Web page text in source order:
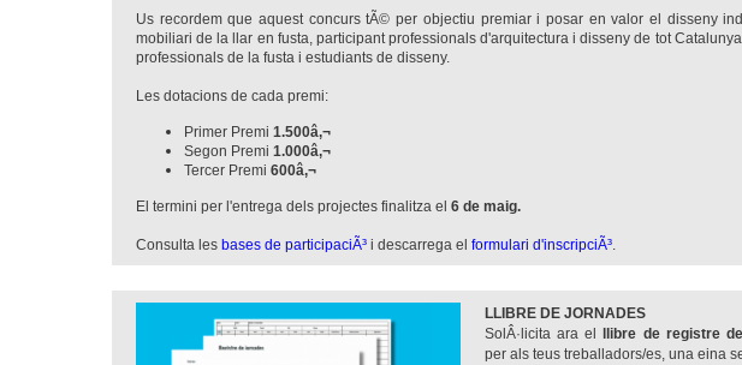
Us recordem que aquest concurs tÃ© per objectiu premiar i posar en valor el disseny
mobiliari de la llar en fusta, participant professionals d'arquitectura i disseny de tot
professionals de la fusta i estudiants de disseny.
Les dotacions de cada premi:
Primer Premi 1.500â‚¬
Segon Premi 1.000â‚¬
Tercer Premi 600â‚¬
El termini per l'entrega dels projectes finalitza el 6 de maig.
Consulta les bases de participaciÃ³ i descarrega el formulari d'inscripciÃ³.
LLIBRE DE JORNADES
SolÂ·licita ara el
llibre de registre
per als teus treballadors/es, una eina